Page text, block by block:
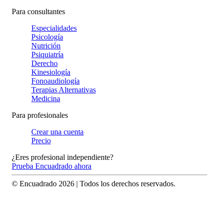
Para consultantes
Especialidades
Psicología
Nutrición
Psiquiatría
Derecho
Kinesiología
Fonoaudiología
Terapias Alternativas
Medicina
Para profesionales
Crear una cuenta
Precio
¿Eres profesional independiente?
Prueba Encuadrado ahora
© Encuadrado 2026 | Todos los derechos reservados.